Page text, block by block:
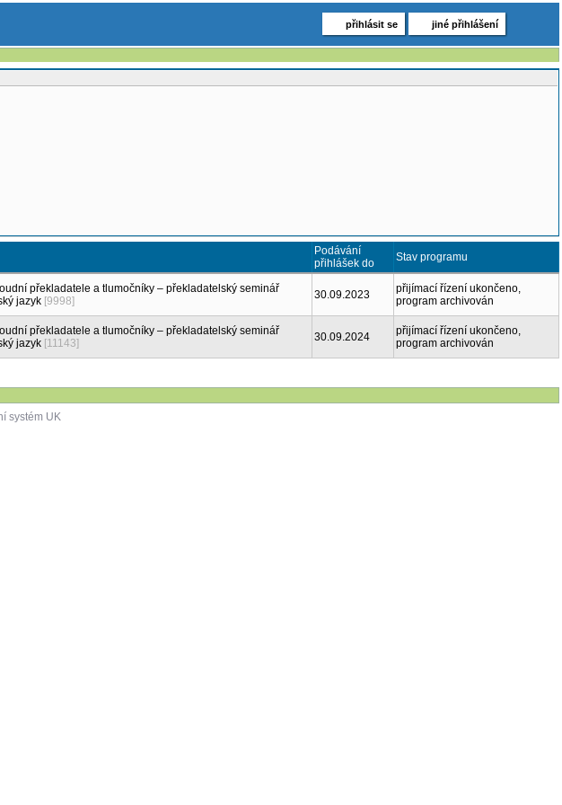
přihlásit se jiné přihlášení
Podávání
přihlášek do
Stav programu
překladatele a tlumočníky – překladatelský seminář
jazyk [9998] 30.09.2023
přijímací řízení ukončeno,
program archivován
překladatele a tlumočníky – překladatelský seminář
jazyk [11143] 30.09.2024
přijímací řízení ukončeno,
program archivován
systém UK